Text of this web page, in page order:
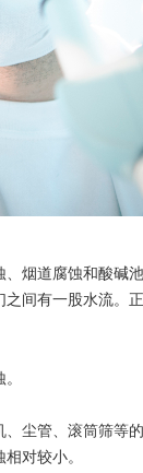
烟道腐蚀和酸碱
间有一股水流。
尘管、滚筒筛等
对较小。